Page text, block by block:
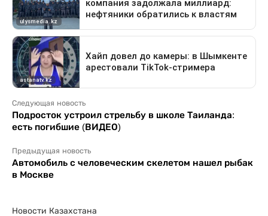
Следующая новость
Подросток устроил стрельбу в школе Таиланда:
есть погибшие (ВИДЕО)
Предыдущая новость
Автомобиль с человеческим скелетом нашел рыбак
в Москве
Новости Казахстана